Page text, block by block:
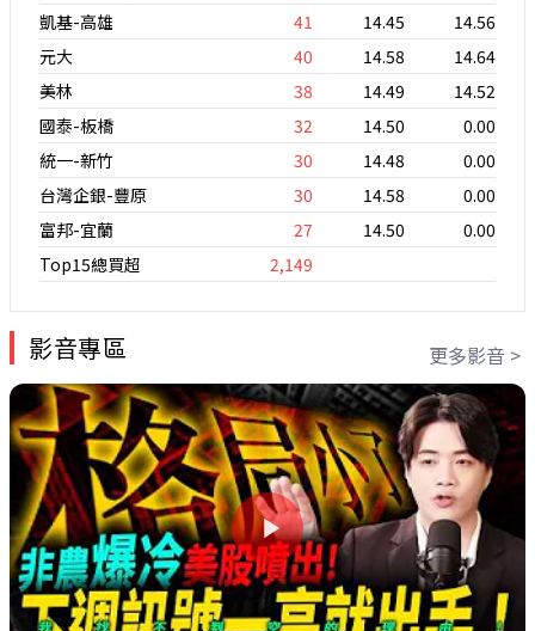
凱基-高雄
41 14.45
14.56
元大
40 14.58
14.64
美林
38 14.49
14.52
國泰-板橋
32 14.50
0.00
統一-新竹
30 14.48
0.00
台灣企銀-豐原
30 14.58
0.00
富邦-宜蘭
27 14.50
0.00
Top15總買超
2,149
影音專區 更多影音 >